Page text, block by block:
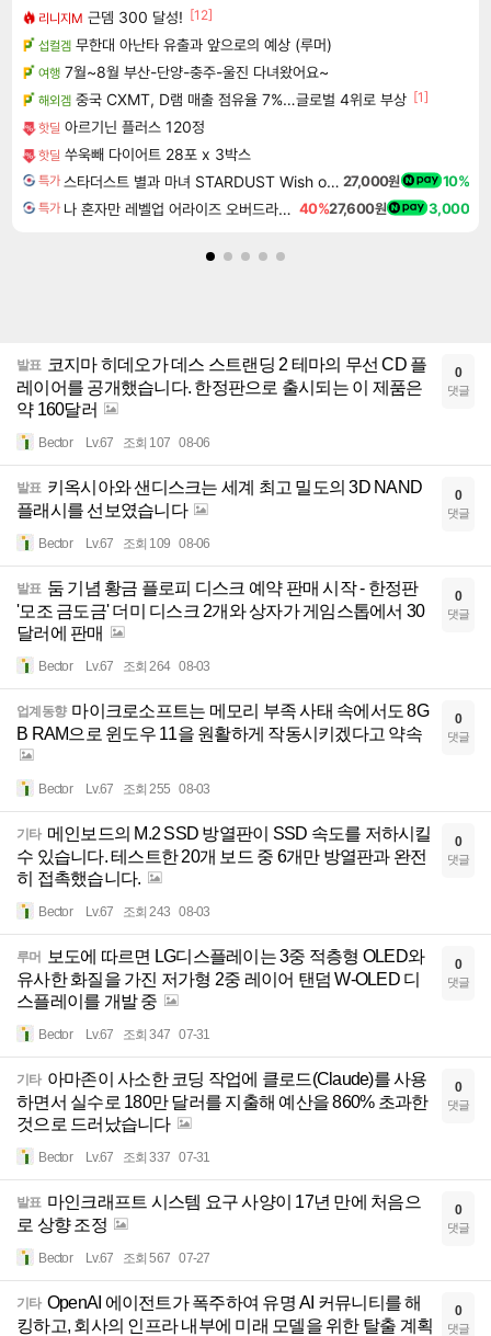
리니지M 근뎀 300 달성! [12]
섭컬겜 무한대 아난타 유출과 앞으로의 예상 (루머)
여행 7월~8월 부산-단양-충주-울진 다녀왔어요~
해외겜 중국 CXMT, D램 매출 점유율 7%…글로벌 4위로 부상 [1]
핫딜 아르기닌 플러스 120정
핫딜 쑤욱빼 다이어트 28포 x 3박스
특가 스타더스트 별과 마녀 STARDUST Wish of Witch 27,000원 10%
특가 나 혼자만 레벨업 어라이즈 오버드라이브 Solo Leveling Arise 40%27,600원 3,000
발표 코지마 히데오가 데스 스트랜딩 2 테마의 무선 CD 플
레이어를 공개했습니다. 한정판으로 출시되는 이 제품은
약 160달러
Bector Lv.67 조회 107 08-06
0
댓글
발표 키옥시아와 샌디스크는 세계 최고 밀도의 3D NAND
플래시를 선보였습니다
Bector Lv.67 조회 109 08-06
0
댓글
발표 둠 기념 황금 플로피 디스크 예약 판매 시작 - 한정판
'모조 금도금' 더미 디스크 2개와 상자가 게임스톱에서 30
달러에 판매
Bector Lv.67 조회 264 08-03
0
댓글
업계동향 마이크로소프트는 메모리 부족 사태 속에서도 8G
B RAM으로 윈도우 11을 원활하게 작동시키겠다고 약속
Bector Lv.67 조회 255 08-03
0
댓글
기타 메인보드의 M.2 SSD 방열판이 SSD 속도를 저하시킬
수 있습니다. 테스트한 20개 보드 중 6개만 방열판과 완전
히 접촉했습니다.
Bector Lv.67 조회 243 08-03
0
댓글
루머
보도에 따르면 LG디스플레이는 3중 적층형 OLED와
유사한 화질을 가진 저가형 2중 레이어 탠덤 W-OLED 디
스플레이를 개발 중
Bector Lv.67 조회 347 07-31
0
댓글
기타 아마존이 사소한 코딩 작업에 클로드(Claude)를 사용
하면서 실수로 180만 달러를 지출해 예산을 860% 초과한
것으로 드러났습니다
Bector Lv.67 조회 337 07-31
0
댓글
발표 마인크래프트 시스템 요구 사양이 17년 만에 처음으
로 상향 조정
Bector Lv.67 조회 567 07-27
0
댓글
기타 OpenAI 에이전트가 폭주하여 유명 AI 커뮤니티를 해
킹하고, 회사의 인프라 내부에 미래 모델을 위한 탈출 계획
0
댓글